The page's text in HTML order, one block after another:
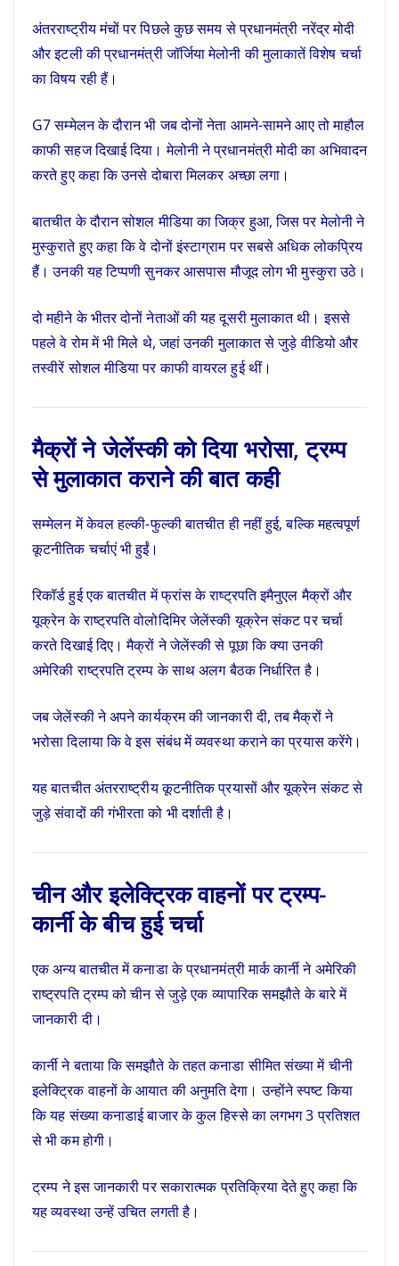
अंतरराष्ट्रीय मंचों पर पिछले कुछ समय से प्रधानमंत्री नरेंद्र मोदी
और इटली की प्रधानमंत्री जॉर्जिया मेलोनी की मुलाकातें विशेष चर्चा
का विषय रही हैं।
G7 सम्मेलन के दौरान भी जब दोनों नेता आमने-सामने आए तो माहौल
काफी सहज दिखाई दिया। मेलोनी ने प्रधानमंत्री मोदी का अभिवादन
करते हुए कहा कि उनसे दोबारा मिलकर अच्छा लगा।
बातचीत के दौरान सोशल मीडिया का जिक्र हुआ, जिस पर मेलोनी ने
मुस्कुराते हुए कहा कि वे दोनों इंस्टाग्राम पर सबसे अधिक लोकप्रिय
हैं। उनकी यह टिप्पणी सुनकर आसपास मौजूद लोग भी मुस्कुरा उठे।
दो महीने के भीतर दोनों नेताओं की यह दूसरी मुलाकात थी। इससे
पहले वे रोम में भी मिले थे, जहां उनकी मुलाकात से जुड़े वीडियो और
तस्वीरें सोशल मीडिया पर काफी वायरल हुई थीं।
मैक्रों ने जेलेंस्की को दिया भरोसा, ट्रम्प
से मुलाकात कराने की बात कही
सम्मेलन में केवल हल्की-फुल्की बातचीत ही नहीं हुई, बल्कि महत्वपूर्ण
कूटनीतिक चर्चाएं भी हुईं।
रिकॉर्ड हुई एक बातचीत में फ्रांस के राष्ट्रपति इमैनुएल मैक्रों और
यूक्रेन के राष्ट्रपति वोलोदिमिर जेलेंस्की यूक्रेन संकट पर चर्चा
करते दिखाई दिए। मैक्रों ने जेलेंस्की से पूछा कि क्या उनकी
अमेरिकी राष्ट्रपति ट्रम्प के साथ अलग बैठक निर्धारित है।
जब जेलेंस्की ने अपने कार्यक्रम की जानकारी दी, तब मैक्रों ने
भरोसा दिलाया कि वे इस संबंध में व्यवस्था कराने का प्रयास करेंगे।
यह बातचीत अंतरराष्ट्रीय कूटनीतिक प्रयासों और यूक्रेन संकट से
जुड़े संवादों की गंभीरता को भी दर्शाती है।
चीन और इलेक्ट्रिक वाहनों पर ट्रम्प-
कार्नी के बीच हुई चर्चा
एक अन्य बातचीत में कनाडा के प्रधानमंत्री मार्क कार्नी ने अमेरिकी
राष्ट्रपति ट्रम्प को चीन से जुड़े एक व्यापारिक समझौते के बारे में
जानकारी दी।
कार्नी ने बताया कि समझौते के तहत कनाडा सीमित संख्या में चीनी
इलेक्ट्रिक वाहनों के आयात की अनुमति देगा। उन्होंने स्पष्ट किया
कि यह संख्या कनाडाई बाजार के कुल हिस्से का लगभग 3 प्रतिशत
से भी कम होगी।
ट्रम्प ने इस जानकारी पर सकारात्मक प्रतिक्रिया देते हुए कहा कि
यह व्यवस्था उन्हें उचित लगती है।